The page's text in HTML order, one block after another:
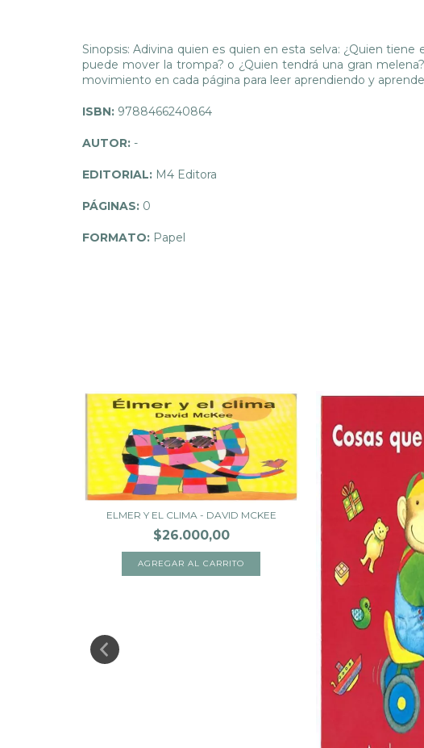
Sinopsis: Adivina quien es quien en esta selva: ¿Quien tiene
puede mover la trompa? o ¿Quien tendrá una gran
movimiento en cada página para leer aprendiendo y
ISBN: 9788466240864
AUTOR: -
EDITORIAL: M4 Editora
PÁGINAS: 0
FORMATO: Papel
ELMER Y EL CLIMA - DAVID MCKEE
$26.000,00